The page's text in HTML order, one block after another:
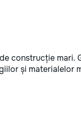
construcție mari.
și materialelor